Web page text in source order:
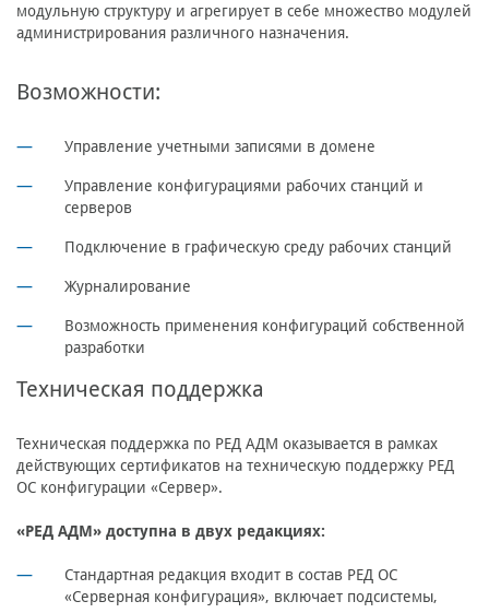
модульную структуру и агрегирует в себе множество модулей
администрирования различного назначения.
Возможности:
Управление учетными записями в домене
Управление конфигурациями рабочих станций и
серверов
Подключение в графическую среду рабочих станций
Журналирование
Возможность применения конфигураций собственной
разработки
Техническая поддержка
Техническая поддержка по РЕД АДМ оказывается в рамках
действующих сертификатов на техническую поддержку РЕД
ОС конфигурации «Сервер».
«РЕД АДМ» доступна в двух редакциях:
Стандартная редакция входит в состав РЕД ОС
«Серверная конфигурация», включает подсистемы,